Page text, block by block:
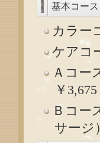
基本コース
カラー
ケアコ
Ａコー
￥3,675
Ｂコー
サージ